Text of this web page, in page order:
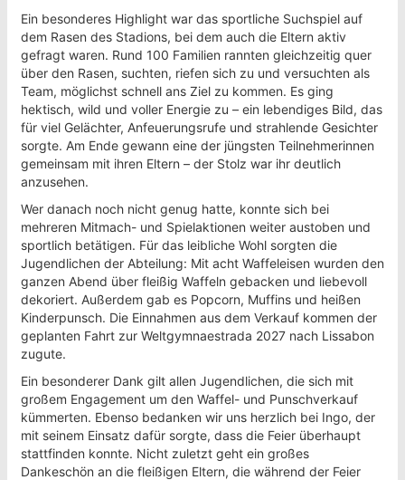
Ein besonderes Highlight war das sportliche Suchspiel auf
dem Rasen des Stadions, bei dem auch die Eltern aktiv
gefragt waren. Rund 100 Familien rannten gleichzeitig quer
über den Rasen, suchten, riefen sich zu und versuchten als
Team, möglichst schnell ans Ziel zu kommen. Es ging
hektisch, wild und voller Energie zu – ein lebendiges Bild, das
für viel Gelächter, Anfeuerungsrufe und strahlende Gesichter
sorgte. Am Ende gewann eine der jüngsten Teilnehmerinnen
gemeinsam mit ihren Eltern – der Stolz war ihr deutlich
anzusehen.
Wer danach noch nicht genug hatte, konnte sich bei
mehreren Mitmach- und Spielaktionen weiter austoben und
sportlich betätigen. Für das leibliche Wohl sorgten die
Jugendlichen der Abteilung: Mit acht Waffeleisen wurden den
ganzen Abend über fleißig Waffeln gebacken und liebevoll
dekoriert. Außerdem gab es Popcorn, Muffins und heißen
Kinderpunsch. Die Einnahmen aus dem Verkauf kommen der
geplanten Fahrt zur Weltgymnaestrada 2027 nach Lissabon
zugute.
Ein besonderer Dank gilt allen Jugendlichen, die sich mit
großem Engagement um den Waffel- und Punschverkauf
kümmerten. Ebenso bedanken wir uns herzlich bei Ingo, der
mit seinem Einsatz dafür sorgte, dass die Feier überhaupt
stattfinden konnte. Nicht zuletzt geht ein großes
Dankeschön an die fleißigen Eltern, die während der Feier